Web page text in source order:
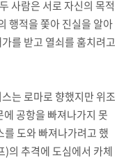
사람은 서로 자신의 목적
행적을 쫓아 진실을 알아
를 받고 열쇠를 훔치려고
는 로마로 향했지만 위조
공항을 빠져나가지 못
도와 빠져나가려고 했
)의 추격에 도심에서 카체